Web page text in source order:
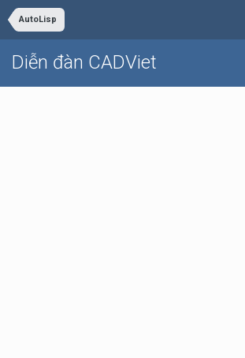
AutoLisp
Diễn đàn CADViet